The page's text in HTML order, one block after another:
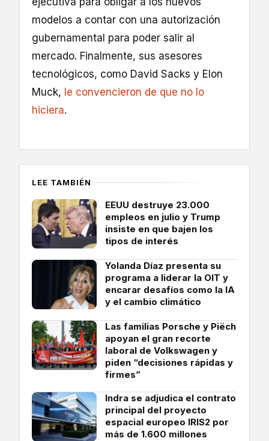
modelos a contar con una autorización
gubernamental para poder salir al
mercado. Finalmente, sus asesores
tecnológicos, como David Sacks y Elon
Muck, le convencieron de que no lo
hiciera.
LEE TAMBIÉN
EEUU destruye 23.000
empleos en julio y Trump
insiste en que bajen los
tipos de interés
Yolanda Díaz presenta su
programa a liderar la OIT y
encarar desafíos como la IA
y el cambio climático
Las familias Porsche y Piëch
apoyan el gran recorte
laboral de Volkswagen y
piden “decisiones rápidas y
firmes”
Indra se adjudica el contrato
principal del proyecto
espacial europeo IRIS2 por
más de 1.600 millones